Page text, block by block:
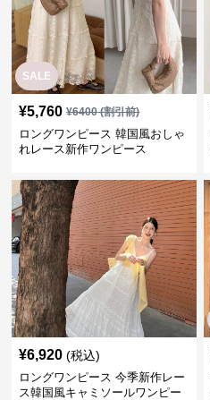
SALE
¥5,760 ¥6400(割引前)
ロングワンピース 韓国風おしゃ
れレース新作ワンピース
¥6,920 (税込)
ロングワンピース 今季新作レー
ス韓国風キャミソールワンピー